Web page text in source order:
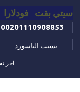
سيتي بقت فودلارا
00201110908853
نسيت الباسورد
اخر تحديث